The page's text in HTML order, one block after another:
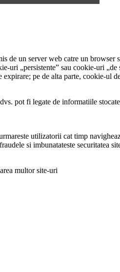
un server web catre un browser
„persistente” sau cookie-uri
pe de alta parte, cookie-ul
pot fi legate de informatiile
utilizatorii cat timp
si imbunatateste securitatea
multor site-uri